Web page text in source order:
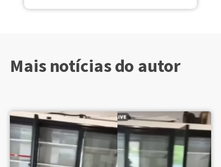
Mais notícias do autor